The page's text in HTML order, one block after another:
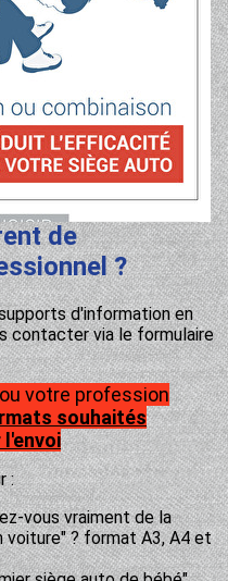
de
?
d'information en
contacter via le formulaire
votre profession
souhaités
:
vous vraiment de la
? format A3, A4 et